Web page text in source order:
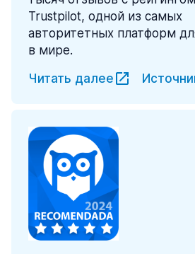
Trustpilot, одной из самых
авторитетных платформ
в мире.
Читать далее